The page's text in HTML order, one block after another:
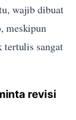
wajib dibuat
meskipun
tertulis sangat
revisi